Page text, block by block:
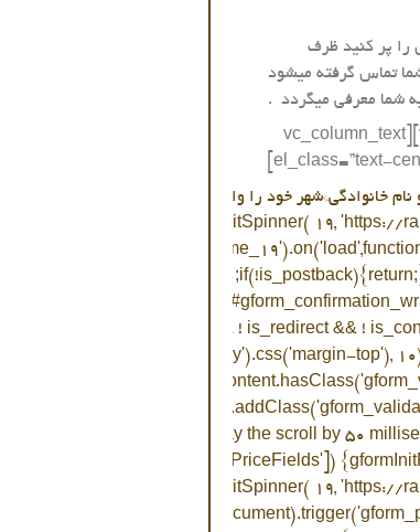
را پر کنید ظرف
تماس گرفته میشود
شما معرفی میگردد .
[/vc_column_text][vc_column_text
el_class=”text-
function() {gformInitSpinner( 19, 'https://
>=
form_content.length > 0 && ! is_redirect && !
10) + parseInt(jQuery('body').css('margin-top'),
function() { /* delay the scroll by 50
19, 'https://
true